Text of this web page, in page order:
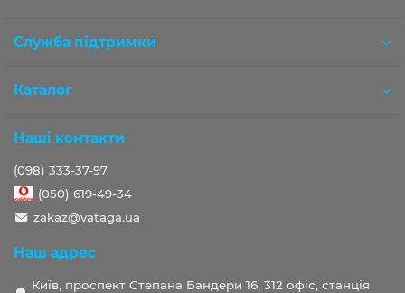
Служба підтримки
Каталог
Наші контакти
(098) 333-37-97
(050) 619-49-34
zakaz@vataga.ua
Наш адрес
Київ, проспект Степана Бандери 16, 312 офіс, станція